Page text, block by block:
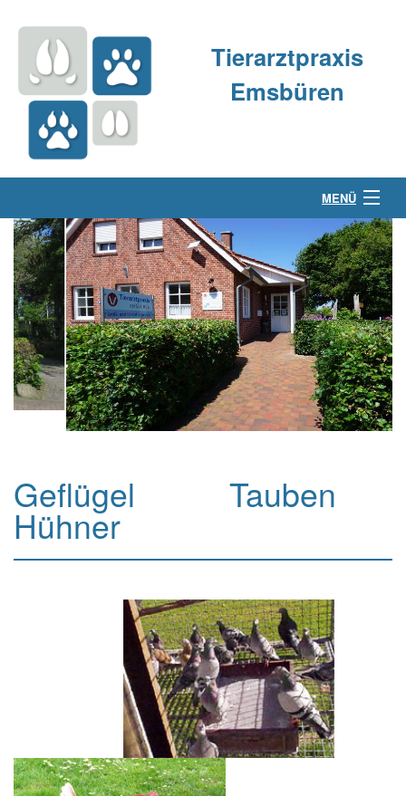
Tierarztpraxis
Emsbüren
MENÜ
Über uns
Kleintierpraxis
Großtierpraxis
Kontakt & Anfahrt
Geflügel Tauben
Hühner